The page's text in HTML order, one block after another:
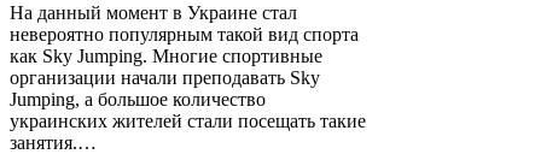
На данный момент в Украине стал
невероятно популярным такой вид спорта
как Sky Jumping. Многие спортивные
организации начали преподавать Sky
Jumping, а большое количество
украинских жителей стали посещать такие
занятия.…